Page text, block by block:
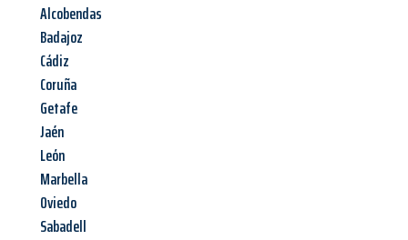
Alcobendas
Badajoz
Cádiz
Coruña
Getafe
Jaén
León
Marbella
Oviedo
Sabadell